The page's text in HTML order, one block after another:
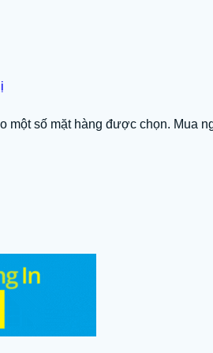
một số mặt hàng được chọn. Mua